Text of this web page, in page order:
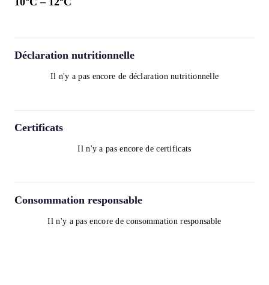
Déclaration nutritionnelle
Il n'y a pas encore de déclaration nutritionnelle
Certificats
Il n'y a pas encore de certificats
Consommation responsable
Il n'y a pas encore de consommation responsable